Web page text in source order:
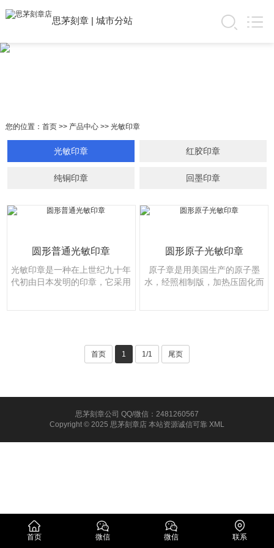
思茅刻章| 城市分站
您的位置： 首页>> 产品中心>> 光敏印章
光敏印章 红胶印章
纯铜印章 回墨印章
圆形普通光敏印章
光敏印章是一种在上世纪九十年
代初由日本发明的印章，它采用
圆形原子光敏印章
原子章是用美国生产的原子墨
水，经照相制版，加热压固化而
首页 1 1/1 尾页
思茅刻章公司 QQ/微信：2481260567
Copyright © 2025 思茅刻章店 本站资源诚信可靠 XML
首页 微信 微信 联系